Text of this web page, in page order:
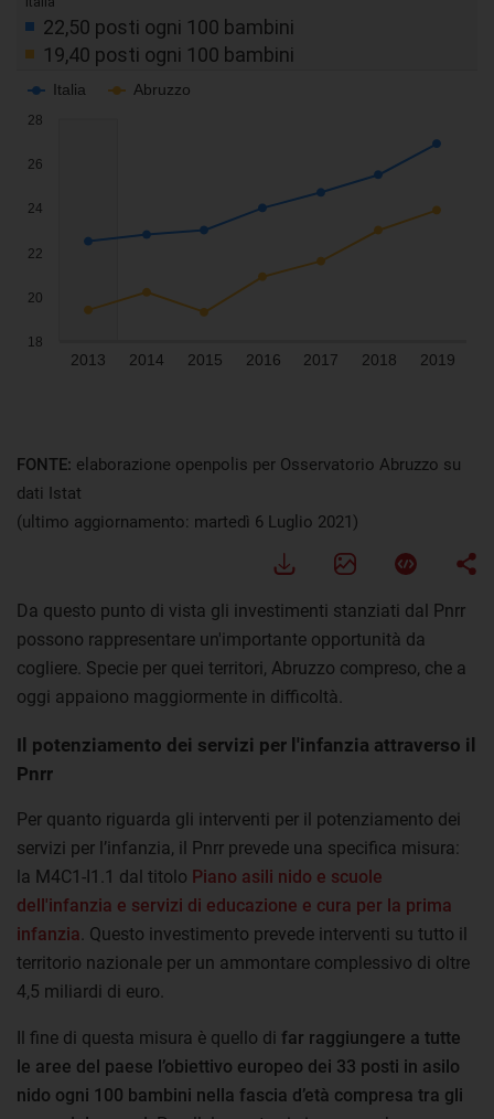
FONTE: elaborazione openpolis per Osservatorio Abruzzo su
dati Istat
(ultimo aggiornamento: martedì 6 Luglio 2021)
Da questo punto di vista gli investimenti stanziati dal Pnrr
possono rappresentare un'importante opportunità da
cogliere. Specie per quei territori, Abruzzo compreso, che a
oggi appaiono maggiormente in difficoltà.
Il potenziamento dei servizi per l'infanzia attraverso il
Pnrr
Per quanto riguarda gli interventi per il potenziamento dei
servizi per l’infanzia, il Pnrr prevede una specifica misura:
la M4C1-I1.1 dal titolo Piano asili nido e scuole
dell'infanzia e servizi di educazione e cura per la prima
infanzia . Questo investimento prevede interventi su tutto il
territorio nazionale per un ammontare complessivo di oltre
4,5 miliardi di euro.
Il fine di questa misura è quello di far raggiungere a tutte
le aree del paese l’obiettivo europeo dei 33 posti in asilo
nido ogni 100 bambini nella fascia d’età compresa tra gli